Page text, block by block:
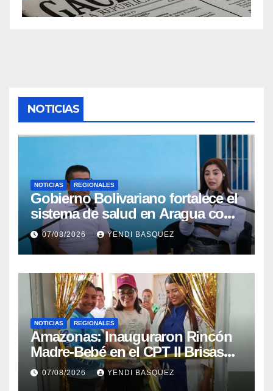
NOTICIAS
NOTICIAS REGIONALES
Gobierno Bolivariano fortalece el
sistema de salud en Aragua con
la reinauguración del CDI La
Mora
07/08/2026 YENDI BASQUEZ
NOTICIAS REGIONALES
​Amazonas: Inauguraron Rincón
Madre-Bebé en el CPT II Brisas
del Aeropuerto ​Inauguraron
Rincón
07/08/2026 YENDI BASQUEZ